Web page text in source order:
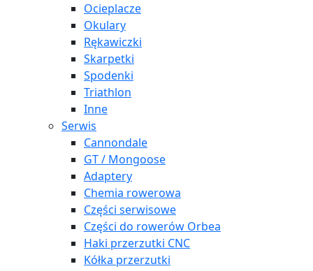
Ocieplacze
Okulary
Rękawiczki
Skarpetki
Spodenki
Triathlon
Inne
Serwis
Cannondale
GT / Mongoose
Adaptery
Chemia rowerowa
Części serwisowe
Części do rowerów Orbea
Haki przerzutki CNC
Kółka przerzutki